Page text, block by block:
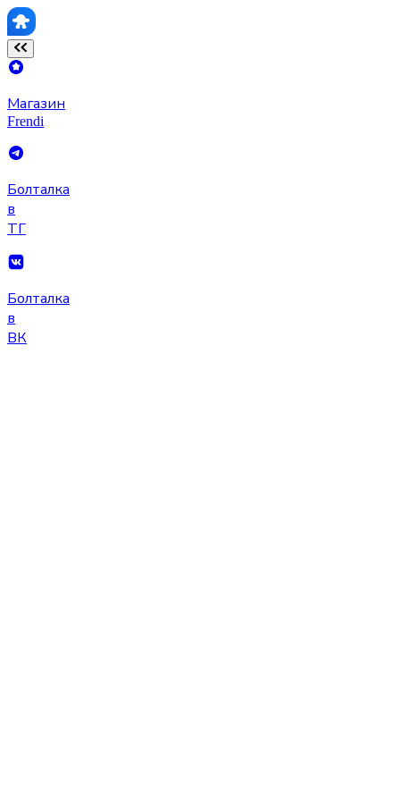
Магазин
Frendi
Болталка
в
ТГ
Болталка
в
ВК